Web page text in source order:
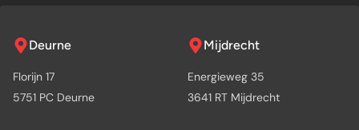
Deurne
Florijn 17
5751 PC Deurne
Mijdrecht
Energieweg 35
3641 RT Mijdrecht